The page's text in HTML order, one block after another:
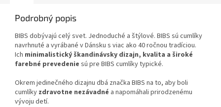
Podrobný popis
BIBS dobývajú celý svet. Jednoduché a štýlové. BIBS sú cumlíky
navrhnuté a vyrábané v Dánsku s viac ako 40 ročnou tradíciou.
Ich minimalistický škandinávsky dizajn, kvalita a široké
farebné prevedenie sú pre BIBS cumlíky typické.
Okrem jedinečného dizajnu dbá značka BIBS na to, aby boli
cumlíky zdravotne nezávadné a napomáhali prirodzenému
vývoju detí.